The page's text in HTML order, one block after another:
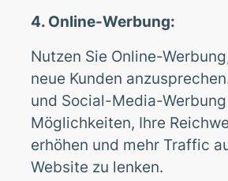
4. Online-Werbung:
Nutzen Sie Online-
neue Kunden
und Social-Media-
Möglichkeiten, Ihre
erhöhen und mehr Traffic
Website zu lenken.